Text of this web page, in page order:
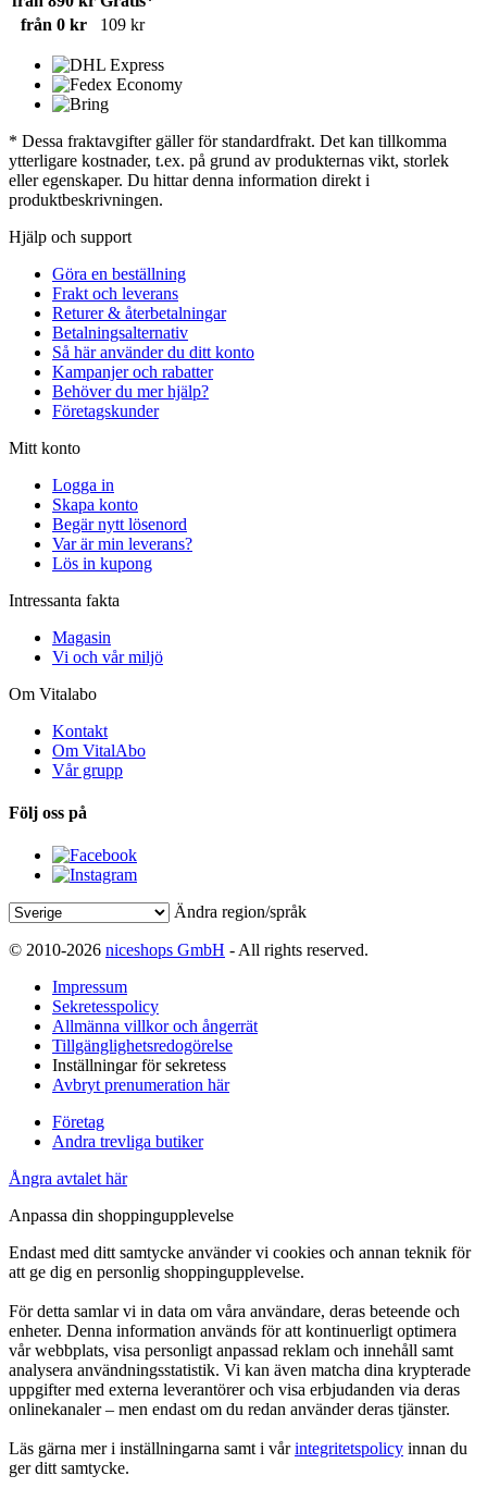
från 0 kr
109 kr
* Dessa fraktavgifter gäller för standardfrakt. Det kan tillkomma
ytterligare kostnader, t.ex. på grund av produkternas vikt, storlek
eller egenskaper. Du hittar denna information direkt i
produktbeskrivningen.
Hjälp och support
Göra en beställning
Frakt och leverans
Returer & återbetalningar
Betalningsalternativ
Så här använder du ditt konto
Kampanjer och rabatter
Behöver du mer hjälp?
Företagskunder
Mitt konto
Logga in
Skapa konto
Begär nytt lösenord
Var är min leverans?
Lös in kupong
Intressanta fakta
Magasin
Vi och vår miljö
Om Vitalabo
Kontakt
Om VitalAbo
Vår grupp
Följ oss på
Ändra region/språk
© 2010-2026 niceshops GmbH - All rights reserved.
Impressum
Sekretesspolicy
Allmänna villkor och ångerrät
Tillgänglighetsredogörelse
Inställningar för sekretess
Avbryt prenumeration här
Företag
Andra trevliga butiker
Ångra avtalet här
Anpassa din shoppingupplevelse
Endast med ditt samtycke använder vi cookies och annan teknik för
att ge dig en personlig shoppingupplevelse.
För detta samlar vi in data om våra användare, deras beteende och
enheter. Denna information används för att kontinuerligt optimera
vår webbplats, visa personligt anpassad reklam och innehåll samt
analysera användningsstatistik. Vi kan även matcha dina krypterade
uppgifter med externa leverantörer och visa erbjudanden via deras
onlinekanaler – men endast om du redan använder deras tjänster.
Läs gärna mer i inställningarna samt i vårintegritetspolicy innan du
ger ditt samtycke.